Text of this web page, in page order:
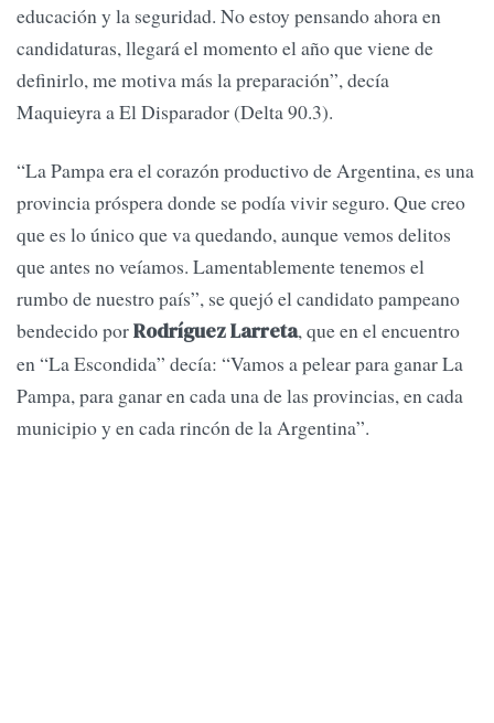
educación y la seguridad. No estoy pensando ahora en
candidaturas, llegará el momento el año que viene de
definirlo, me motiva más la preparación”, decía
Maquieyra a El Disparador (Delta 90.3).
“La Pampa era el corazón productivo de Argentina, es una
provincia próspera donde se podía vivir seguro. Que creo
que es lo único que va quedando, aunque vemos delitos
que antes no veíamos. Lamentablemente tenemos el
rumbo de nuestro país”, se quejó el candidato pampeano
bendecido porRodríguez Larreta, que en el encuentro
en “La Escondida” decía: “Vamos a pelear para ganar La
Pampa, para ganar en cada una de las provincias, en cada
municipio y en cada rincón de la Argentina”.